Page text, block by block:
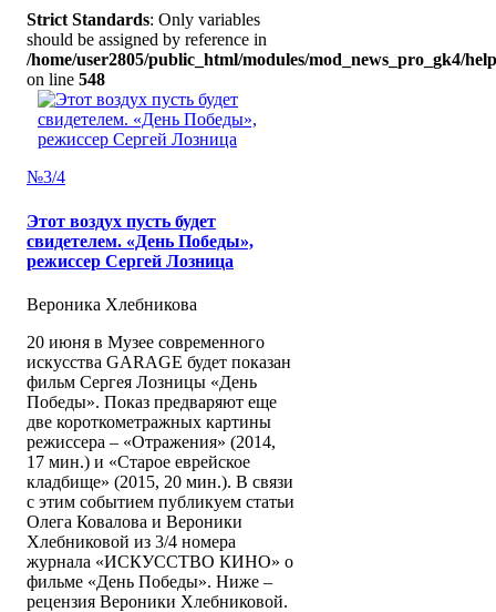
Strict Standards: Only variables
should be assigned by reference in
/home/user2805/public_html/modules/mod_news_pro_gk4/
on line 548
№3/4
Этот воздух пусть будет
свидетелем. «День Победы»,
режиссер Сергей Лозница
Вероника Хлебникова
20 июня в Музее современного
искусства GARAGE будет показан
фильм Сергея Лозницы «День
Победы». Показ предваряют еще
две короткометражных картины
режиссера – «Отражения» (2014,
17 мин.) и «Старое еврейское
кладбище» (2015, 20 мин.). В связи
с этим событием публикуем статьи
Олега Ковалова и Вероники
Хлебниковой из 3/4 номера
журнала «ИСКУССТВО КИНО» о
фильме «День Победы». Ниже –
рецензия Вероники Хлебниковой.